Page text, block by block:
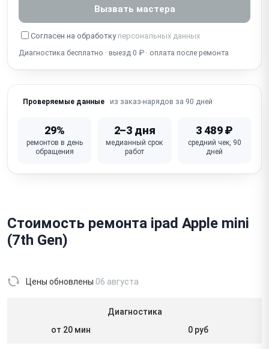
Вызвать мастера
Согласен на обработку персональных данных
Диагностика бесплатно · выезд 0 ₽ · оплата после ремонта
Проверяемые данные из заказ-нарядов за 90 дней
29%
ремонтов в день
обращения
2–3 дня
медианный срок
работ
3 489 ₽
средний чек, 90
дней
Стоимость ремонта ipad Apple mini
(7th Gen)
Цены обновлены 06 августа
Диагностика
от 20 мин
0 руб